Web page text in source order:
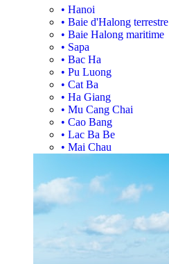
• Hanoi
• Baie d'Halong terrestre
• Baie Halong maritime
• Sapa
• Bac Ha
• Pu Luong
• Cat Ba
• Ha Giang
• Mu Cang Chai
• Cao Bang
• Lac Ba Be
• Mai Chau